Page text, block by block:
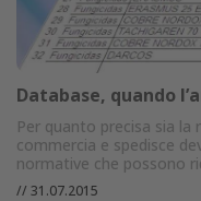
Database, quando
Per quanto precisa sia la
commercia e spedisce
normative che possono
// 31.07.2015